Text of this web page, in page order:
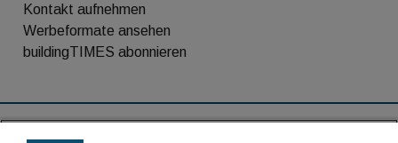
Kontakt aufnehmen
Werbeformate ansehen
buildingTIMES abonnieren